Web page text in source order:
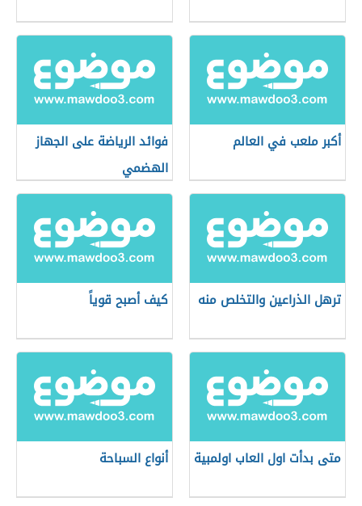
أكبر ملعب في العالم
فوائد الرياضة على الجهاز
الهضمي
ترهل الذراعين والتخلص منه كيف أصبح قوياً
متى بدأت اول العاب اولمبية أنواع السباحة